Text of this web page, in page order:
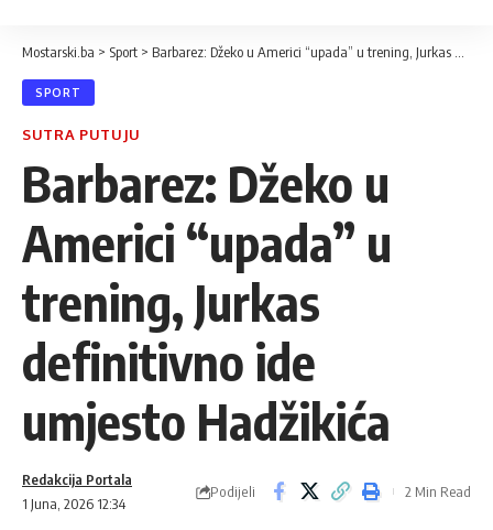
Mostarski.ba > Sport > Barbarez: Džeko u Americi “upada” u trening, Jurkas definitivno ide umjesto Hadžikića
SPORT
SUTRA PUTUJU
Barbarez: Džeko u
Americi “upada” u
trening, Jurkas
definitivno ide
umjesto Hadžikića
1 Juna, 2026 12:34
Redakcija Portala
Podijeli 2 Min Read